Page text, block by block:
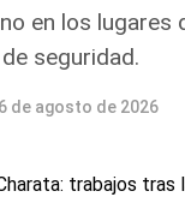
en los
seguridad.
6 de agosto de 2026